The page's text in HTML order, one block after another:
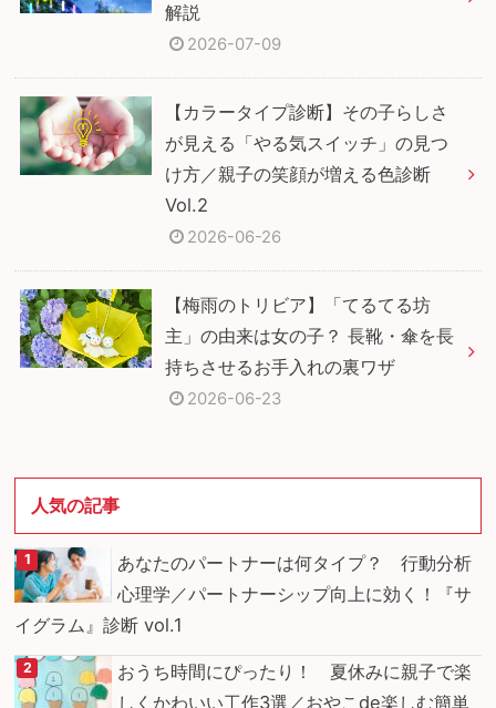
解説
2026-07-09
【カラータイプ診断】その子らしさ
が見える「やる気スイッチ」の見つ
け方／親子の笑顔が増える色診断
Vol.2
2026-06-26
【梅雨のトリビア】「てるてる坊
主」の由来は女の子？ 長靴・傘を長
持ちさせるお手入れの裏ワザ
2026-06-23
人気の記事
あなたのパートナーは何タイプ？ 行動分析
心理学／パートナーシップ向上に効く！『サ
イグラム』診断 vol.1
おうち時間にぴったり！ 夏休みに親子で楽
しくかわいい工作3選／おやこde楽しむ簡単